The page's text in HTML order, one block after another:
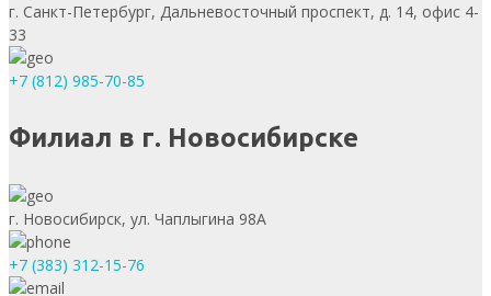
г. Санкт-Петербург, Дальневосточный проспект, д. 14, офис 4-
33
+7 (812) 985-70-85
Филиал в г. Новосибирске
г. Новосибирск, ул. Чаплыгина 98А
+7 (383) 312-15-76